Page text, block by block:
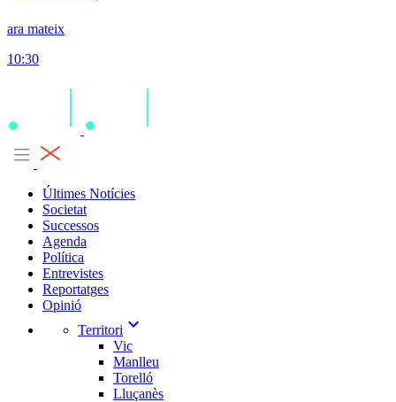
ara mateix
10:30
Últimes Notícies
Societat
Successos
Agenda
Política
Entrevistes
Reportatges
Opinió
Territori expand_more
Vic
Manlleu
Torelló
Lluçanès